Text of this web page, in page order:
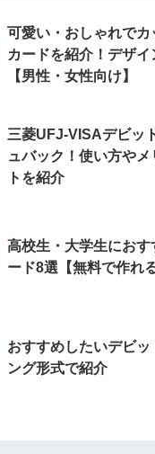
可愛い・おしゃれでカ
カードを紹介！デザ
【男性・女性向け】
三菱UFJ-VISAデビッ
ュバック！使い方や
トを紹介
高校生・大学生におす
ード8選【無料で作れる
おすすめしたいデビ
ング形式で紹介